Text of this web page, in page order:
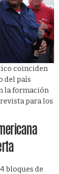
coinciden
del país
la formación
para los
bloques de